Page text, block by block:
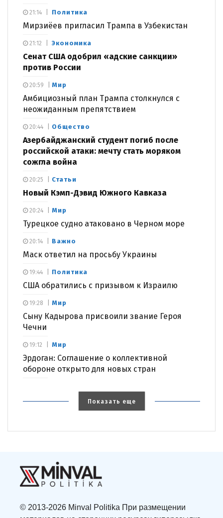
Политика
Мирзиёев пригласил Трампа в Узбекистан
21:14
Экономика
Сенат США одобрил «адские санкции»
против России
21:12
Мир
Амбициозный план Трампа столкнулся с
неожиданным препятствием
20:59
Общество
Азербайджанский студент погиб после
российской атаки: мечту стать моряком
сожгла война
20:44
Статьи
Новый Кэмп-Дэвид Южного Кавказа
20:25
Мир
Турецкое судно атаковано в Черном море
20:24
Важно
Маск ответил на просьбу Украины
20:14
Политика
США обратились с призывом к Израилю
19:44
Мир
Сыну Кадырова присвоили звание Героя
Чечни
19:28
Мир
Эрдоган: Соглашение о коллективной
обороне открыто для новых стран
19:12
Показать еще
© 2013-2026 Minval Politika При размещении